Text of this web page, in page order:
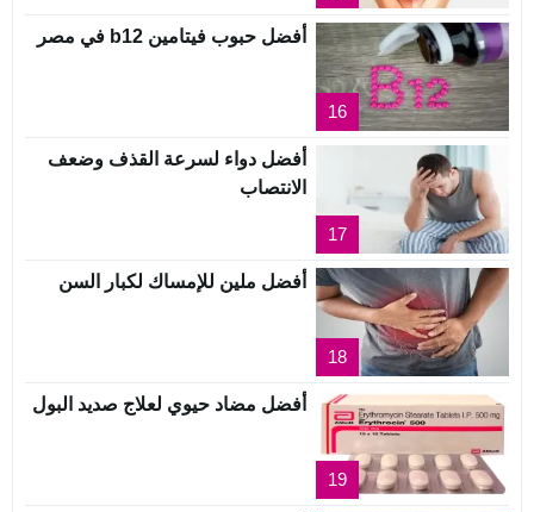
16
أفضل حبوب فيتامين b12 في مصر
17
أفضل دواء لسرعة القذف وضعف
الانتصاب
18
أفضل ملين للإمساك لكبار السن
19
أفضل مضاد حيوي لعلاج صديد البول